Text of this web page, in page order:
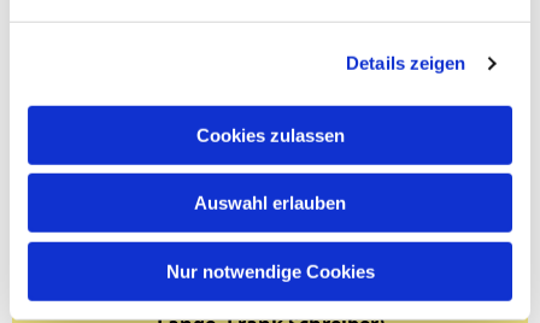
Details zeigen
Cookies zulassen
Auswahl erlauben
Nur notwendige Cookies